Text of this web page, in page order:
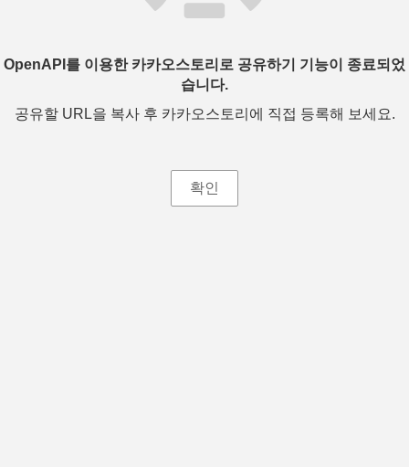
OpenAPI를 이용한 카카오스토리로 공유하기 기능이 종료되었
습니다.
공유할 URL을 복사 후 카카오스토리에 직접 등록해 보세요.
확인